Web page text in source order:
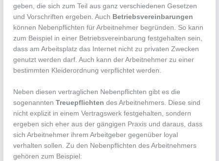
geben, die sich zum Teil aus ganz verschiedenen Gesetzen
und Vorschriften ergeben. Auch Betriebsvereinbarungen
können Nebenpflichten für Arbeitnehmer begründen. So kann
zum Beispiel in einer Betriebsvereinbarung festgehalten sein,
dass am Arbeitsplatz das Internet nicht zu privaten Zwecken
genutzt werden darf. Auch kann der Arbeitnehmer zu einer
bestimmten Kleiderordnung verpflichtet werden.
Neben diesen vertraglichen Nebenpflichten gibt es die
sogenanntenTreuepflichten des Arbeitnehmers. Diese sind
nicht explizit in einem Vertragswerk festgehalten, sondern
ergeben sich eher aus der gängigen Praxis und daraus, dass
sich Arbeitnehmer ihrem Arbeitgeber gegenüber loyal
verhalten sollen. Zu den Nebenpflichten des Arbeitnehmers
gehören zum Beispiel: